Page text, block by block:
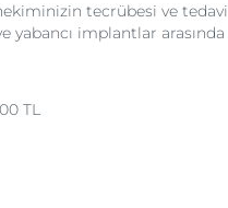
tecrübesi ve tedavi
yabancı implantlar arasında
TL